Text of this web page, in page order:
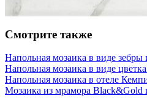
Смотрите также
Напольная мозаика в виде зебры
Напольная мозаика в виде
Напольная мозаика в отеле
Мозаика из мрамора Black&Gold